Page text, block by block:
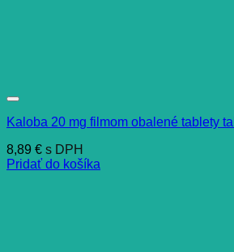
Kaloba 20 mg filmom obalené tablety
8,89 € s DPH
Pridať do košíka